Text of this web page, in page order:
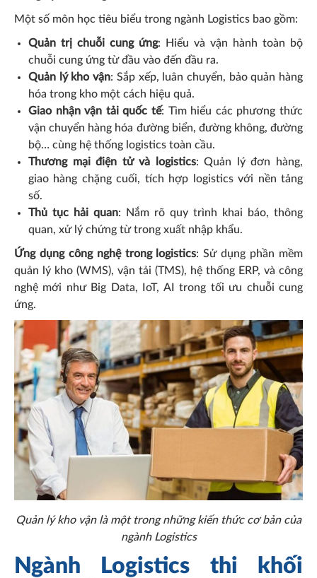
Một số môn học tiêu biểu trong ngành Logistics bao gồm:
Quản trị chuỗi cung ứng: Hiểu và vận hành toàn bộ
chuỗi cung ứng từ đầu vào đến đầu ra.
Quản lý kho vận: Sắp xếp, luân chuyển, bảo quản hàng
hóa trong kho một cách hiệu quả.
Giao nhận vận tải quốc tế: Tìm hiểu các phương thức
vận chuyển hàng hóa đường biển, đường không, đường
bộ… cùng hệ thống logistics toàn cầu.
Thương mại điện tử và logistics: Quản lý đơn hàng,
giao hàng chặng cuối, tích hợp logistics với nền tảng
số.
Thủ tục hải quan: Nắm rõ quy trình khai báo, thông
quan, xử lý chứng từ trong xuất nhập khẩu.
Ứng dụng công nghệ trong logistics: Sử dụng phần mềm
quản lý kho (WMS), vận tải (TMS), hệ thống ERP, và công
nghệ mới như Big Data, IoT, AI trong tối ưu chuỗi cung
ứng.
Quản lý kho vận là một trong những kiến thức cơ bản của
ngành Logistics
Ngành Logistics thi khối